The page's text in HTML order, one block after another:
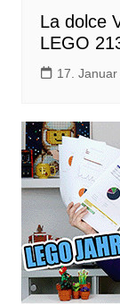
La dolce
LEGO
17. Januar